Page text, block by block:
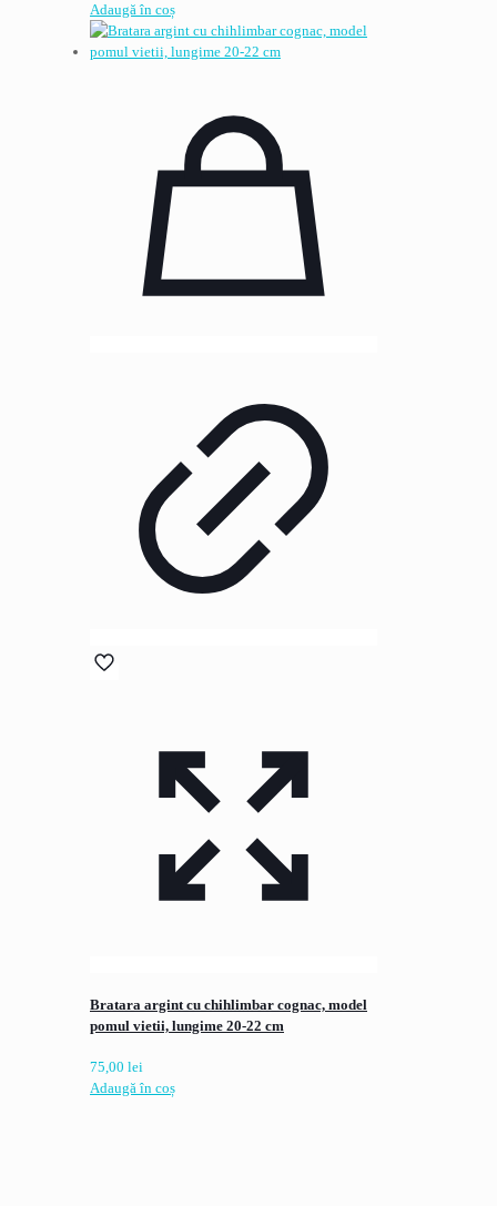
Adaugă în coș
Bratara argint cu chihlimbar cognac, model
pomul vietii, lungime 20-22 cm
75,00 lei
Adaugă în coș